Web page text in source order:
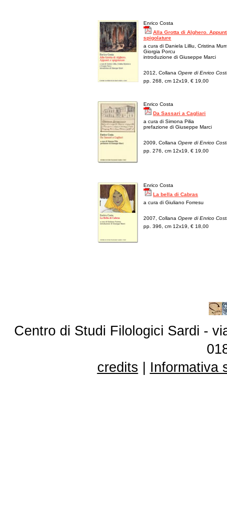
Enrico Costa
Alla Grotta di Alghero.
spigolature
a cura di Daniela Lilliu, Cristina
Giorgia Porcu
introduzione di Giuseppe Marci
2012, Collana Opere di Enrico
pp. 268, cm 12x19, € 19,00
Enrico Costa
Da Sassari a Cagliari
a cura di Simona Pilia
prefazione di Giuseppe Marci
2009, Collana Opere di Enrico
pp. 276, cm 12x19, € 19,00
Enrico Costa
La bella di Cabras
a cura di Giuliano Forresu
2007, Collana Opere di Enrico
pp. 396, cm 12x19, € 18,00
Centro di Studi Filologici Sardi -
credits
Informativa